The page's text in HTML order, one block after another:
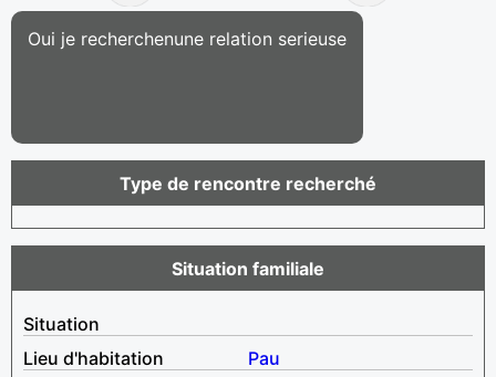
Oui je recherchenune relation serieuse
Type de rencontre recherché
Situation familiale
Situation
Lieu d'habitation
Pau